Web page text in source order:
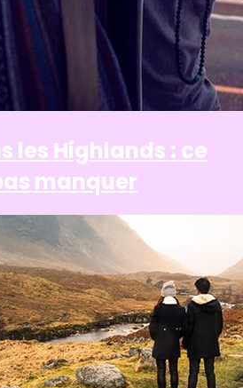
les Highlands : ce
manquer